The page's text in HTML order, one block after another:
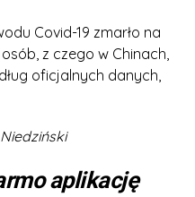
Covid-19 zmarło na
z czego w Chinach,
oficjalnych danych,
aplikację